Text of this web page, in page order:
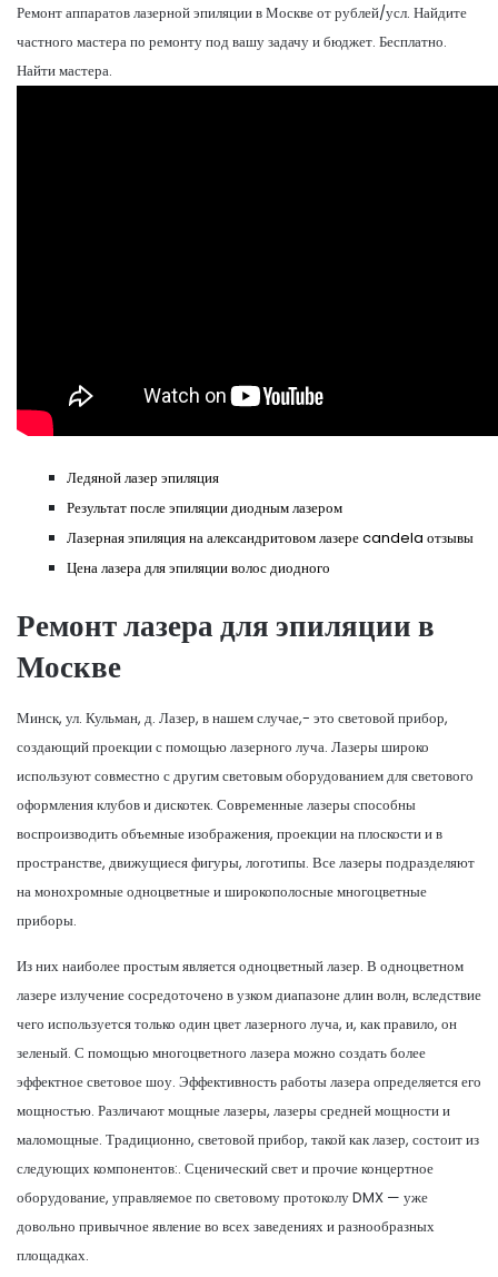
Ремонт аппаратов лазерной эпиляции в Москве от рублей/усл. Найдите
частного мастера по ремонту под вашу задачу и бюджет. Бесплатно.
Найти мастера.
Ледяной лазер эпиляция
Результат после эпиляции диодным лазером
Лазерная эпиляция на александритовом лазере candela отзывы
Цена лазера для эпиляции волос диодного
Ремонт лазера для эпиляции в
Москве
Минск, ул. Кульман, д. Лазер, в нашем случае,- это световой прибор,
создающий проекции с помощью лазерного луча. Лазеры широко
используют совместно с другим световым оборудованием для светового
оформления клубов и дискотек. Современные лазеры способны
воспроизводить объемные изображения, проекции на плоскости и в
пространстве, движущиеся фигуры, логотипы. Все лазеры подразделяют
на монохромные одноцветные и широкополосные многоцветные
приборы.
Из них наиболее простым является одноцветный лазер. В одноцветном
лазере излучение сосредоточено в узком диапазоне длин волн, вследствие
чего используется только один цвет лазерного луча, и, как правило, он
зеленый. С помощью многоцветного лазера можно создать более
эффектное световое шоу. Эффективность работы лазера определяется его
мощностью. Различают мощные лазеры, лазеры средней мощности и
маломощные. Традиционно, световой прибор, такой как лазер, состоит из
следующих компонентов:. Сценический свет и прочие концертное
оборудование, управляемое по световому протоколу DMX — уже
довольно привычное явление во всех заведениях и разнообразных
площадках.